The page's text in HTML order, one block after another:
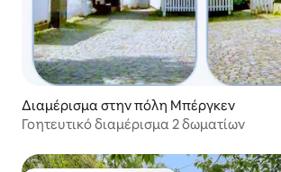
Διαμέρισμα στην πόλη Μπέργκεν
Γοητευτικό διαμέρισμα 2 δωματίων